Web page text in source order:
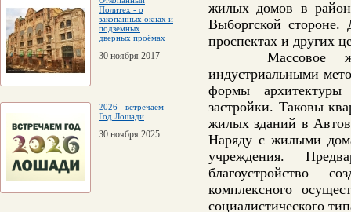
Политех - о
закопанных окнах и
подземных
дверных проёмах
30 ноября 2017
2026 - встречаем
Год Лошади
30 ноября 2025
жилых домов в
Выборгской стороне.
проспектах и других
Массовое
индустриальными
формы архитектуры
застройки. Таковы
жилых зданий в
Наряду с жилыми
учреждения.
благоустройство
комплексного
социалистического